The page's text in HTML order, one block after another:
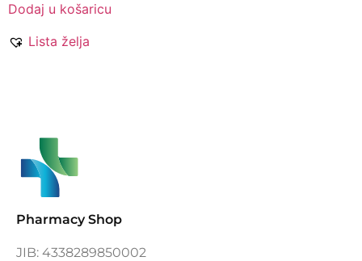
Dodaj u košaricu
Lista želja
Pharmacy Shop
JIB: 4338289850002